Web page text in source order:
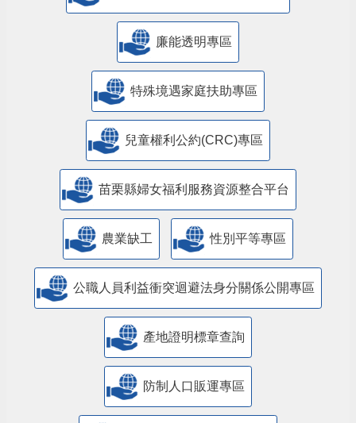
廉能透明專區
特殊境遇家庭扶助專區
兒童權利公約(CRC)專區
苗栗縣婦女福利服務資源整合平台
農業缺工 性別平等專區
公職人員利益衝突迴避法身分關係公開專區
產地證明標章查詢
防制人口販運專區